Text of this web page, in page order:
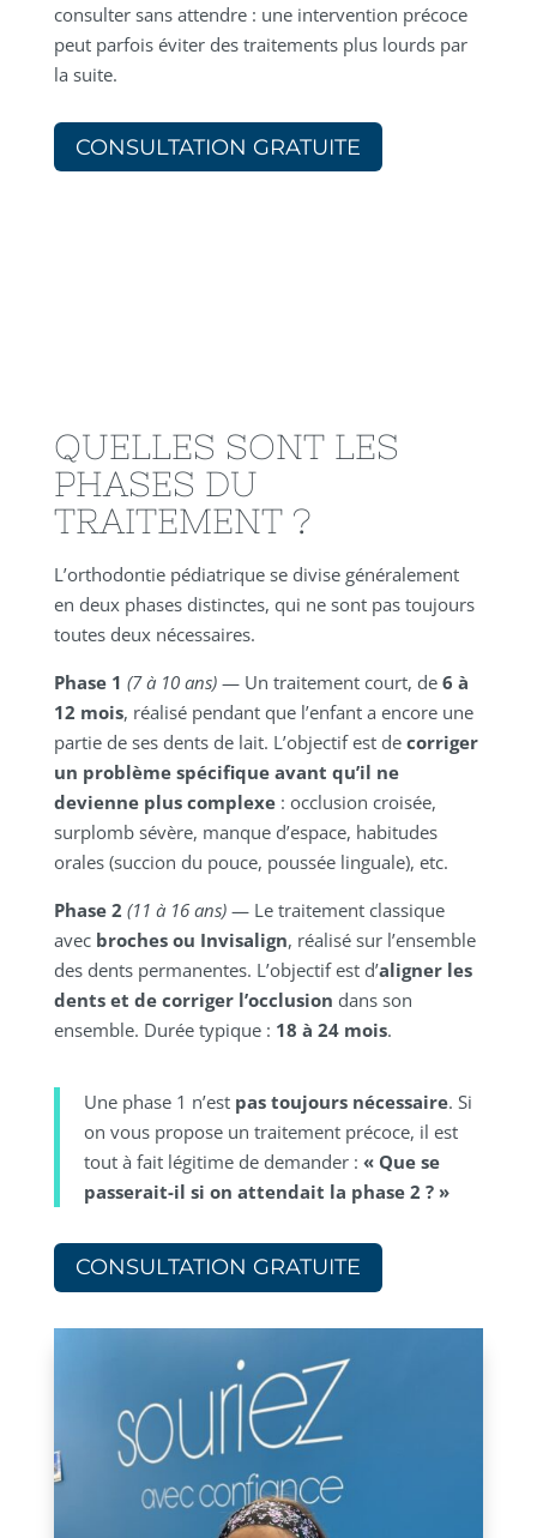
consulter sans attendre : une intervention précoce
peut parfois éviter des traitements plus lourds par
la suite.
CONSULTATION GRATUITE
QUELLES SONT LES
PHASES DU
TRAITEMENT ?
L’orthodontie pédiatrique se divise généralement
en deux phases distinctes, qui ne sont pas toujours
toutes deux nécessaires.
Phase 1 (7 à 10 ans)— Un traitement court, de 6 à
12 mois, réalisé pendant que l’enfant a encore une
partie de ses dents de lait. L’objectif est de corriger
un problème spécifique avant qu’il ne
devienne plus complexe: occlusion croisée,
surplomb sévère, manque d’espace, habitudes
orales (succion du pouce, poussée linguale), etc.
Phase 2 (11 à 16 ans)— Le traitement classique
avec broches ou Invisalign, réalisé sur l’ensemble
des dents permanentes. L’objectif est d’aligner les
dents et de corriger l’occlusion dans son
ensemble. Durée typique : 18 à 24 mois.
Une phase 1 n’est pas toujours nécessaire. Si
on vous propose un traitement précoce, il est
tout à fait légitime de demander : « Que se
passerait-il si on attendait la phase 2 ? »
CONSULTATION GRATUITE